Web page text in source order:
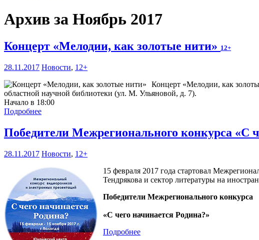
Архив за Ноябрь 2017
Концерт «Мелодии, как золотые нити» 12+
28.11.2017 Новости, 12+
Концерт «Мелодии, как
областной научной библиотеки (ул. М. Ульяновой, д. 7).
Начало в 18:00
Подробнее
Победители Межрегионального конкурса «С
28.11.2017 Новости, 12+
15 февраля 2017 года стартовал
Тендрякова и сектор литературы на
Победители Межрегионального конкурса
«С чего начинается Родина?»
Подробнее